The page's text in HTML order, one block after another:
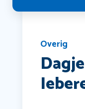
Overig